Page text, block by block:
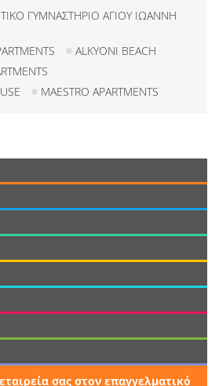
ΓΥΜΝΑΣΤΗΡΙΟ ΑΓΙΟΥ ΙΩΑΝΝΗ
ALKYONI BEACH
MAESTRO APARTMENTS
σας στον επαγγελματικό